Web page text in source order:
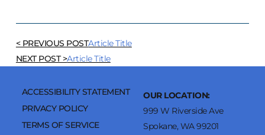
< PREVIOUS POSTArticle Title
NEXT POST >Article Title
ACCESSIBILITY STATEMENT
PRIVACY POLICY
TERMS OF SERVICE
OUR LOCATION:
999 W Riverside Ave
Spokane, WA 99201